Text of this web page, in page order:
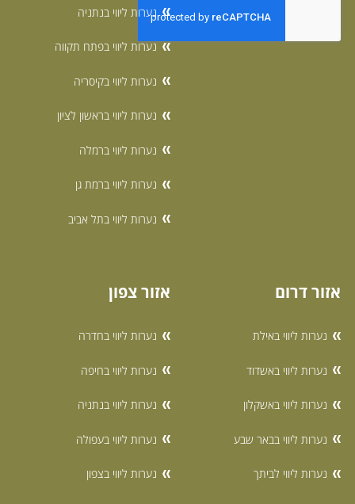
נערות ליווי בנתניה
נערות ליווי בפתח תקווה
נערות ליווי בקיסריה
נערות ליווי בראשון לציון
נערות ליווי ברמלה
נערות ליווי ברמת גן
נערות ליווי בתל אביב
אזור דרום
נערות ליווי באילת
נערות ליווי באשדוד
נערות ליווי באשקלון
נערות ליווי בבאר שבע
נערות ליווי לביתך
אזור צפון
נערות ליווי בחדרה
נערות ליווי בחיפה
נערות ליווי בנתניה
נערות ליווי בעפולה
נערות ליווי בצפון